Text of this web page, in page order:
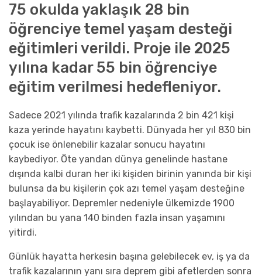
75 okulda yaklaşık 28 bin
öğrenciye temel yaşam desteği
eğitimleri verildi. Proje ile 2025
yılına kadar 55 bin öğrenciye
eğitim verilmesi hedefleniyor.
Sadece 2021 yılında trafik kazalarında 2 bin 421 kişi
kaza yerinde hayatını kaybetti. Dünyada her yıl 830 bin
çocuk ise önlenebilir kazalar sonucu hayatını
kaybediyor. Öte yandan dünya genelinde hastane
dışında kalbi duran her iki kişiden birinin yanında bir kişi
bulunsa da bu kişilerin çok azı temel yaşam desteğine
başlayabiliyor. Depremler nedeniyle ülkemizde 1900
yılından bu yana 140 binden fazla insan yaşamını
yitirdi.
Günlük hayatta herkesin başına gelebilecek ev, iş ya da
trafik kazalarının yanı sıra deprem gibi afetlerden sonra